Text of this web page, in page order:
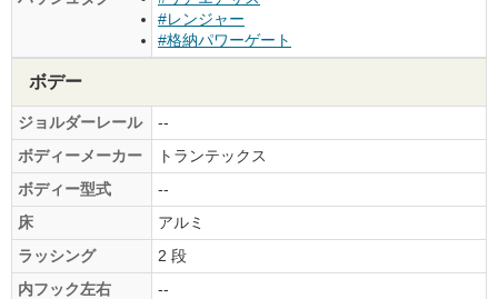
#レンジャー
#格納パワーゲート
ボデー
ジョルダーレール
--
ボディーメーカー
トランテックス
ボディー型式
--
床
アルミ
ラッシング
2 段
内フック左右
--